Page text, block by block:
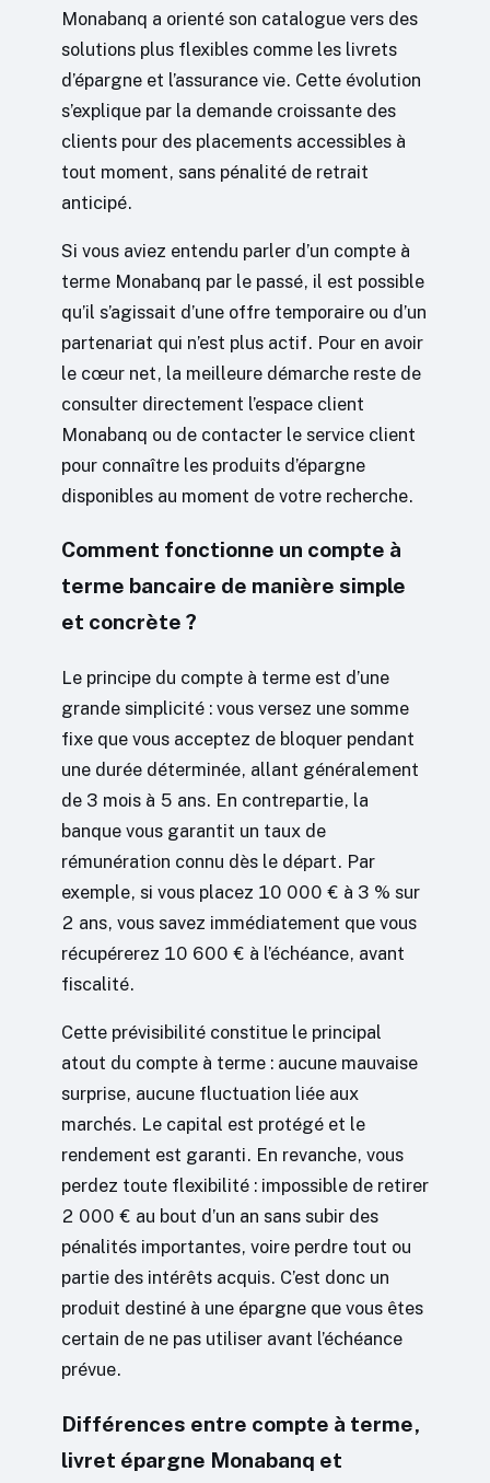
Monabanq a orienté son catalogue vers des
solutions plus flexibles comme les livrets
d’épargne et l’assurance vie. Cette évolution
s’explique par la demande croissante des
clients pour des placements accessibles à
tout moment, sans pénalité de retrait
anticipé.
Si vous aviez entendu parler d’un compte à
terme Monabanq par le passé, il est possible
qu’il s’agissait d’une offre temporaire ou d’un
partenariat qui n’est plus actif. Pour en avoir
le cœur net, la meilleure démarche reste de
consulter directement l’espace client
Monabanq ou de contacter le service client
pour connaître les produits d’épargne
disponibles au moment de votre recherche.
Comment fonctionne un compte à
terme bancaire de manière simple
et concrète ?
Le principe du compte à terme est d’une
grande simplicité : vous versez une somme
fixe que vous acceptez de bloquer pendant
une durée déterminée, allant généralement
de 3 mois à 5 ans. En contrepartie, la
banque vous garantit un taux de
rémunération connu dès le départ. Par
exemple, si vous placez 10 000 € à 3 % sur
2 ans, vous savez immédiatement que vous
récupérerez 10 600 € à l’échéance, avant
fiscalité.
Cette prévisibilité constitue le principal
atout du compte à terme : aucune mauvaise
surprise, aucune fluctuation liée aux
marchés. Le capital est protégé et le
rendement est garanti. En revanche, vous
perdez toute flexibilité : impossible de retirer
2 000 € au bout d’un an sans subir des
pénalités importantes, voire perdre tout ou
partie des intérêts acquis. C’est donc un
produit destiné à une épargne que vous êtes
certain de ne pas utiliser avant l’échéance
prévue.
Différences entre compte à terme,
livret épargne Monabanq et